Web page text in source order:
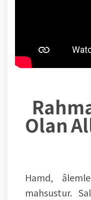
Olan
Hamd,
mahsustur.